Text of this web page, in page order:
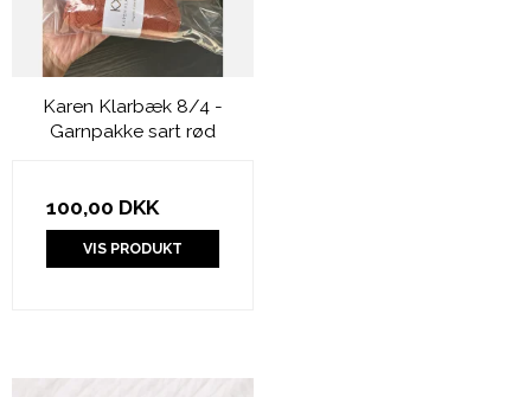
Karen Klarbæk 8/4 -
Garnpakke sart rød
100,00 DKK
VIS PRODUKT